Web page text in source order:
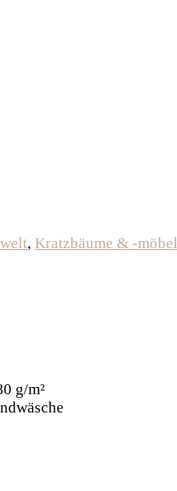
, Kratzbäume & -möbel
g/m²